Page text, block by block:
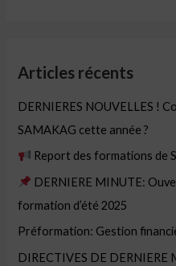
Articles récents
DERNIERES NOUVELLES !
SAMAKAG cette année ?
Report des formations de
DERNIERE MINUTE:
formation d’été 2025
Préformation: Gestion
DIRECTIVES DE DERNIERE